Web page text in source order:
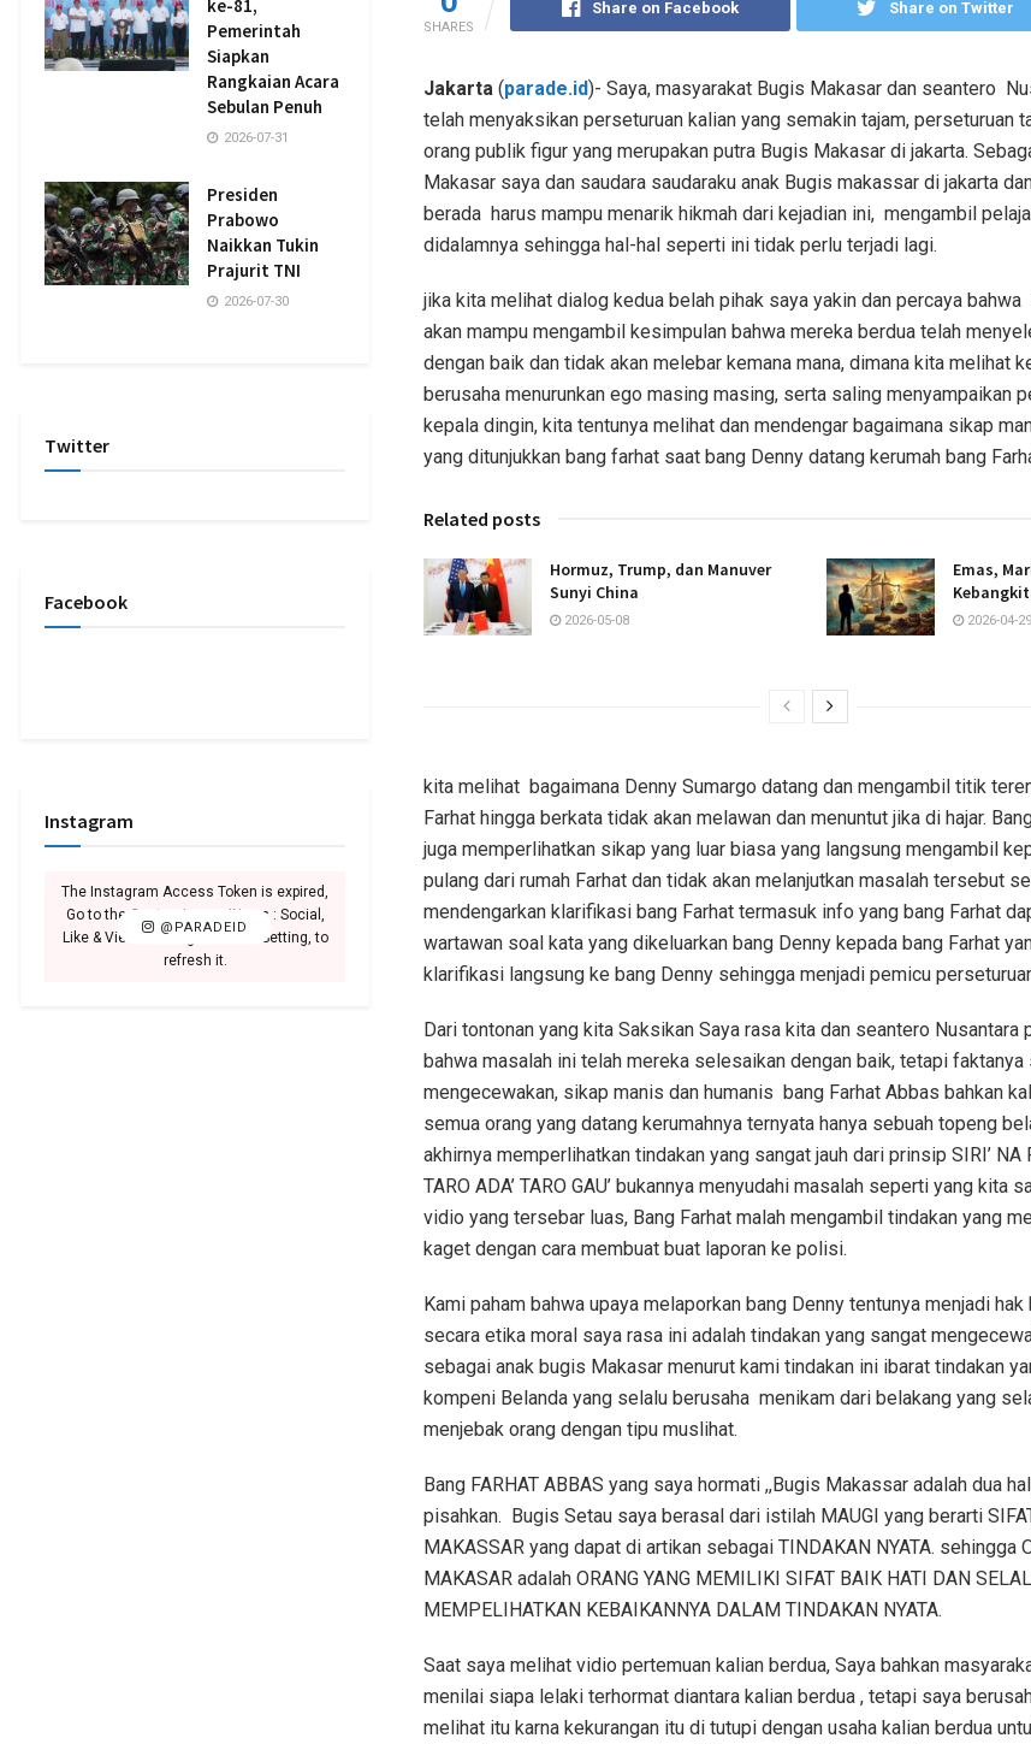
SHARES
Share on Facebook Share on Twitter
Jakarta (parade.id)- Saya, masyarakat Bugis Makasar dan seantero
telah menyaksikan perseturuan kalian yang semakin tajam, perseturuan
orang publik figur yang merupakan putra Bugis Makasar di jakarta.
Makasar saya dan saudara saudaraku anak Bugis makassar di jakarta
berada harus mampu menarik hikmah dari kejadian ini, mengambil
didalamnya sehingga hal-hal seperti ini tidak perlu terjadi lagi.
jika kita melihat dialog kedua belah pihak saya yakin dan percaya bahwa
akan mampu mengambil kesimpulan bahwa mereka berdua telah
dengan baik dan tidak akan melebar kemana mana, dimana kita melihat
berusaha menurunkan ego masing masing, serta saling menyampaikan
kepala dingin, kita tentunya melihat dan mendengar bagaimana sikap
yang ditunjukkan bang farhat saat bang Denny datang kerumah bang
Related posts
Hormuz, Trump, dan Manuver
Sunyi China
2026-05-08
Emas,
2026-04-29
kita melihat bagaimana Denny Sumargo datang dan mengambil titik
Farhat hingga berkata tidak akan melawan dan menuntut jika di hajar.
juga memperlihatkan sikap yang luar biasa yang langsung mengambil
pulang dari rumah Farhat dan tidak akan melanjutkan masalah tersebut
mendengarkan klarifikasi bang Farhat termasuk info yang bang Farhat
wartawan soal kata yang dikeluarkan bang Denny kepada bang Farhat
klarifikasi langsung ke bang Denny sehingga menjadi pemicu
Dari tontonan yang kita Saksikan Saya rasa kita dan seantero Nusantara
bahwa masalah ini telah mereka selesaikan dengan baik, tetapi faktanya
mengecewakan, sikap manis dan humanis bang Farhat Abbas bahkan
semua orang yang datang kerumahnya ternyata hanya sebuah topeng
akhirnya memperlihatkan tindakan yang sangat jauh dari prinsip SIRI’ NA
TARO ADA’ TARO GAU’ bukannya menyudahi masalah seperti yang kita
vidio yang tersebar luas, Bang Farhat malah mengambil tindakan yang
kaget dengan cara membuat buat laporan ke polisi.
Kami paham bahwa upaya melaporkan bang Denny tentunya menjadi hak
secara etika moral saya rasa ini adalah tindakan yang sangat
sebagai anak bugis Makasar menurut kami tindakan ini ibarat tindakan
kompeni Belanda yang selalu berusaha menikam dari belakang yang
menjebak orang dengan tipu muslihat.
Bang FARHAT ABBAS yang saya hormati ,,Bugis Makassar adalah dua
pisahkan. Bugis Setau saya berasal dari istilah MAUGI yang berarti
MAKASSAR yang dapat di artikan sebagai TINDAKAN NYATA. sehingga
MAKASAR adalah ORANG YANG MEMILIKI SIFAT BAIK HATI DAN
MEMPELIHATKAN KEBAIKANNYA DALAM TINDAKAN NYATA.
Saat saya melihat vidio pertemuan kalian berdua, Saya bahkan
menilai siapa lelaki terhormat diantara kalian berdua , tetapi saya
melihat itu karna kekurangan itu di tutupi dengan usaha kalian berdua
ke-81,
Pemerintah
Siapkan
Rangkaian Acara
Sebulan Penuh
2026-07-31
Presiden
Prabowo
Naikkan Tukin
Prajurit TNI
2026-07-30
Twitter
Facebook
Instagram
@PARADEID
The Instagram Access Token is expired,
Go to the Customizer > JNews : Social,
Like & View > Instagram Feed Setting, to
refresh it.